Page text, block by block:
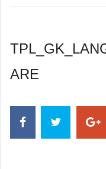
ARE